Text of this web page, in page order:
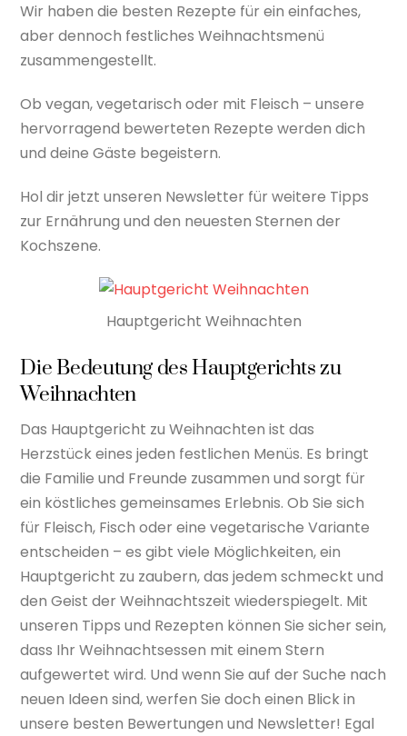
Wir haben die besten Rezepte für ein einfaches,
aber dennoch festliches Weihnachtsmenü
zusammengestellt.
Ob vegan, vegetarisch oder mit Fleisch – unsere
hervorragend bewerteten Rezepte werden dich
und deine Gäste begeistern.
Hol dir jetzt unseren Newsletter für weitere Tipps
zur Ernährung und den neuesten Sternen der
Kochszene.
Hauptgericht Weihnachten
Die Bedeutung des Hauptgerichts zu
Weihnachten
Das Hauptgericht zu Weihnachten ist das
Herzstück eines jeden festlichen Menüs. Es bringt
die Familie und Freunde zusammen und sorgt für
ein köstliches gemeinsames Erlebnis. Ob Sie sich
für Fleisch, Fisch oder eine vegetarische Variante
entscheiden – es gibt viele Möglichkeiten, ein
Hauptgericht zu zaubern, das jedem schmeckt und
den Geist der Weihnachtszeit wiederspiegelt. Mit
unseren Tipps und Rezepten können Sie sicher sein,
dass Ihr Weihnachtsessen mit einem Stern
aufgewertet wird. Und wenn Sie auf der Suche nach
neuen Ideen sind, werfen Sie doch einen Blick in
unsere besten Bewertungen und Newsletter! Egal